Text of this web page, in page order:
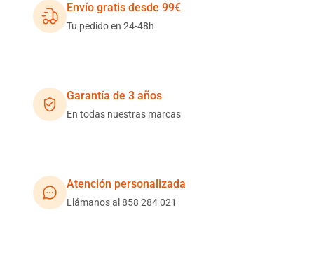
Envío gratis desde 99€
Tu pedido en 24-48h
Garantía de 3 años
En todas nuestras marcas
Atención personalizada
Llámanos al 858 284 021